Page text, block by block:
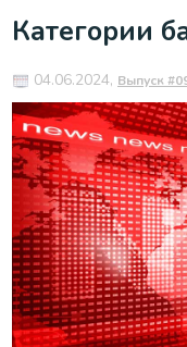
Категории
04.06.2024, Выпуск